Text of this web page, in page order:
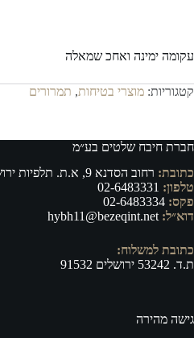
עקומה ימינה ואחכ שמאלה
קטגוריות: מוצרי בטיחות, תמרורים
חברת חיבח שלטים בע״מ
כתובת: רחוב הסדנא 9, א.ת. תלפיות ירושלים, מיקוד 91532
טלפון: 02-6483331
פקס:
דוא״ל: hybh11@bezeqint.net
כתובת למשלוח:
ת.ד. 53242 ירושלים 91532
גישה מהירה